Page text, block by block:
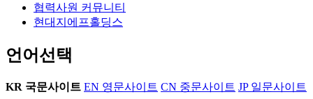
협력사원 커뮤니티
현대지에프홀딩스
언어선택
KR 국문사이트 EN 영문사이트 CN 중문사이트 JP일문사이트